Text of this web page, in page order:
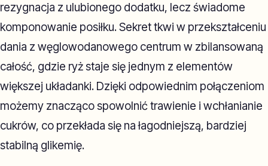
rezygnacja z ulubionego dodatku, lecz świadome
komponowanie posiłku. Sekret tkwi w przekształceniu
dania z węglowodanowego centrum w zbilansowaną
całość, gdzie ryż staje się jednym z elementów
większej układanki. Dzięki odpowiednim połączeniom
możemy znacząco spowolnić trawienie i wchłanianie
cukrów, co przekłada się na łagodniejszą, bardziej
stabilną glikemię.